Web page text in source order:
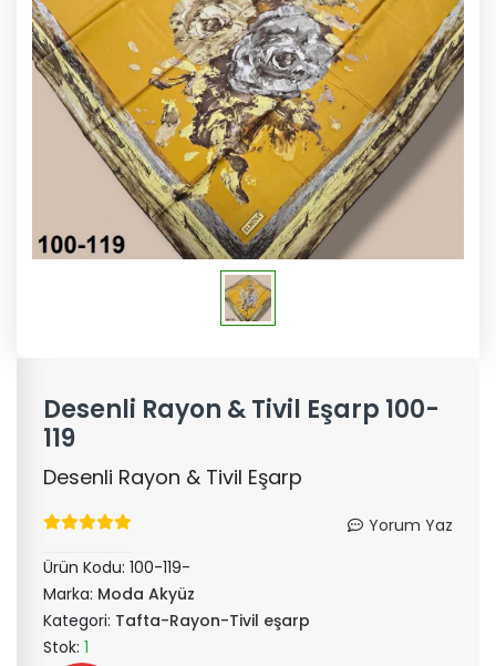
Desenli Rayon & Tivil Eşarp 100-
119
Desenli Rayon & Tivil Eşarp
Yorum Yaz
Ürün Kodu: 100-119-
Marka: Moda Akyüz
Kategori: Tafta-Rayon-Tivil eşarp
Stok: 1